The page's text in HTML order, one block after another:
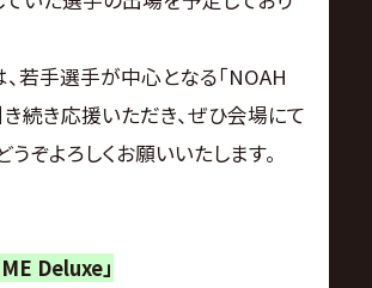
若手選手が中心となる「NOAH
続き応援いただき、ぜひ会場にて
ぞよろしくお願いいたします。
Deluxe」